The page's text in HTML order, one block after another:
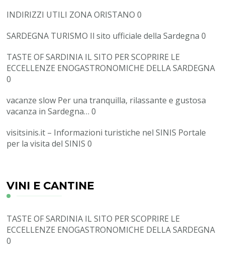
INDIRIZZI UTILI ZONA ORISTANO 0
SARDEGNA TURISMO Il sito ufficiale della Sardegna 0
TASTE OF SARDINIA IL SITO PER SCOPRIRE LE
ECCELLENZE ENOGASTRONOMICHE DELLA SARDEGNA
0
vacanze slow Per una tranquilla, rilassante e gustosa
vacanza in Sardegna… 0
visitsinis.it – Informazioni turistiche nel SINIS Portale
per la visita del SINIS 0
VINI E CANTINE
TASTE OF SARDINIA IL SITO PER SCOPRIRE LE
ECCELLENZE ENOGASTRONOMICHE DELLA SARDEGNA
0